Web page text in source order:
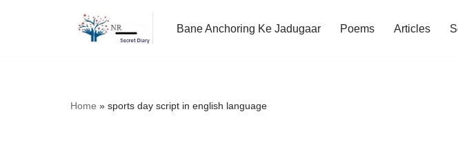
Bane Anchoring Ke Jadugaar Poems Articles
Home » sports day script in english language